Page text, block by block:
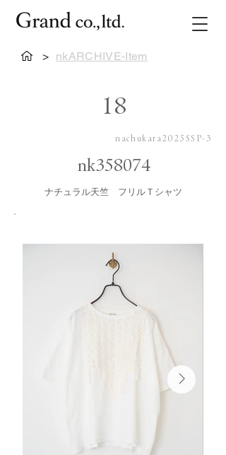
> nkARCHIVE-Item
18
nachukara2025SSP-3
nk358074
ナチュラル天竺 フリルＴシャツ